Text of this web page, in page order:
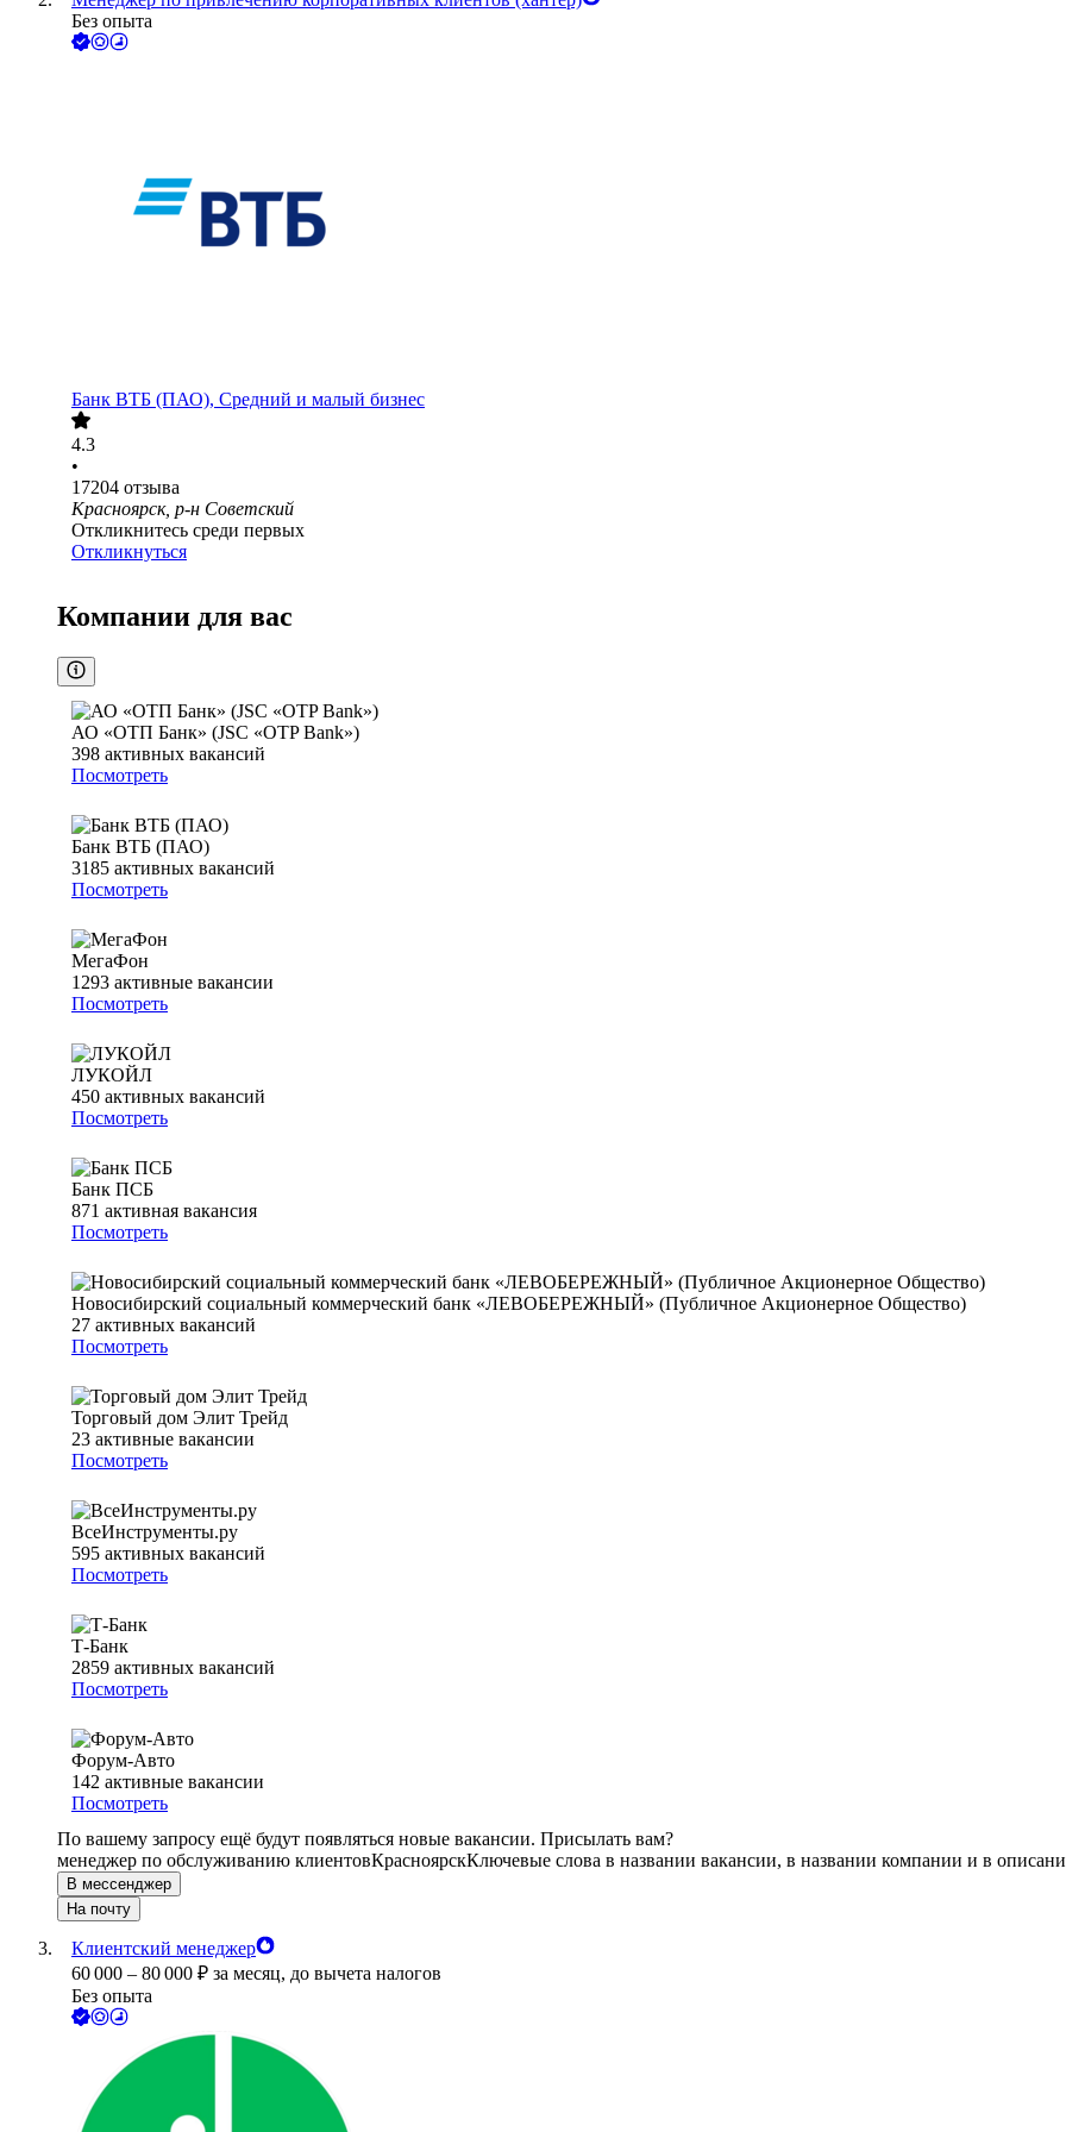
Без опыта
Банк ВТБ (ПАО), Средний и малый бизнес
4.3
•
17204 отзыва
Красноярск, р-н Советский
Откликнитесь среди первых
Откликнуться
Компании для вас
АО «ОТП Банк» (JSC «OTP Bank»)
398 активных вакансий
Посмотреть
Банк ВТБ (ПАО)
3185 активных вакансий
Посмотреть
МегаФон
1293 активные вакансии
Посмотреть
ЛУКОЙЛ
450 активных вакансий
Посмотреть
Банк ПСБ
871 активная вакансия
Посмотреть
Новосибирский социальный коммерческий банк «ЛЕВОБЕРЕЖНЫЙ» (Публичное Акционерное Общество)
27 активных вакансий
Посмотреть
Торговый дом Элит Трейд
23 активные вакансии
Посмотреть
ВсеИнструменты.ру
595 активных вакансий
Посмотреть
Т-Банк
2859 активных вакансий
Посмотреть
Форум-Авто
142 активные вакансии
Посмотреть
По вашему запросу ещё будут появляться новые вакансии. Присылать вам?
менеджер по обслуживанию клиентовКрасноярскКлючевые слова в названии вакансии, в названии компании и в
В мессенджер
На почту
Клиентский менеджер
60 000 – 80 000 ₽ за месяц, до вычета налогов
Без опыта